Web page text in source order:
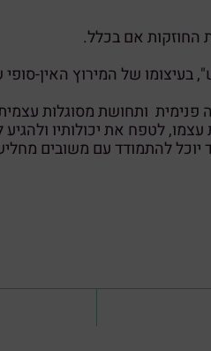
החוזקות אם בכלל.
בעיצומו של המירוץ האין-
פנימית ותחושת מסוגלות
לטפח את יכולותיו
יוכל להתמודד עם משובים